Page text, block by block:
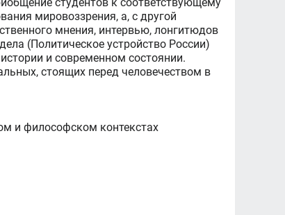
мировоззрения, а, с другой
мнения, интервью, лонгитюдов
(Политическое устройство России)
и современном состоянии.
стоящих перед человечеством в
и философском контекстах